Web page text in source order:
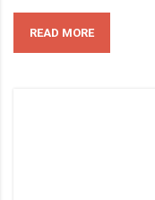
READ MORE